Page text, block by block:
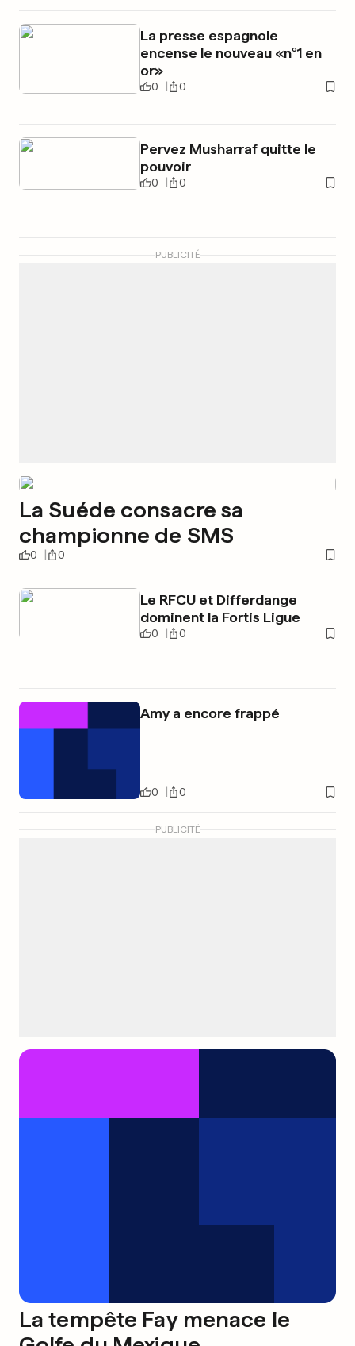
La presse espagnole
encense le nouveau «n°1 en
or»
0 0
Pervez Musharraf quitte le
pouvoir
0 0
PUBLICITÉ
La Suéde consacre sa
championne de SMS
0 0
Le RFCU et Differdange
dominent la Fortis Ligue
0 0
Amy a encore frappé
0 0
PUBLICITÉ
La tempête Fay menace le